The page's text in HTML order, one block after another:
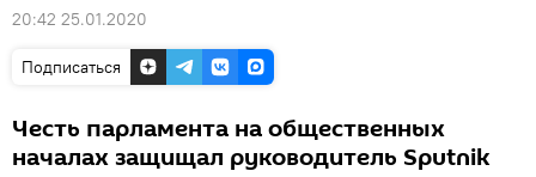
20:42 25.01.2020
Подписаться
Честь парламента на общественных
началах защищал руководитель Sputnik